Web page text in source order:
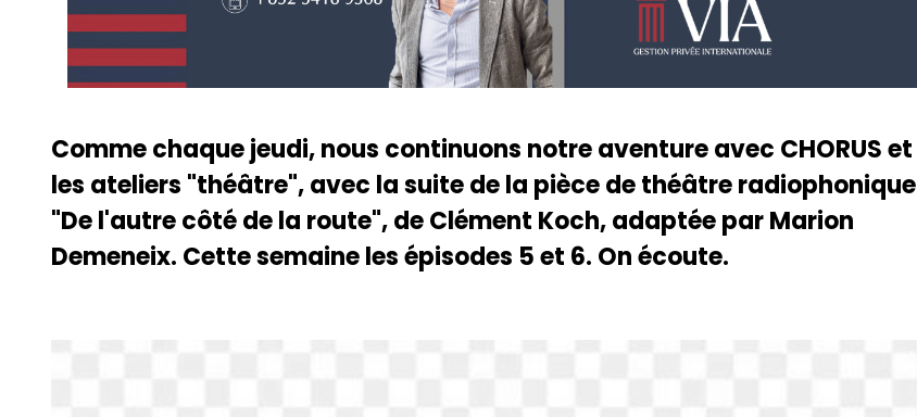
Comme chaque jeudi, nous continuons notre aventure avec CHORUS et
les ateliers "théâtre", avec la suite de la pièce de théâtre radiophonique
"De l'autre côté de la route", de Clément Koch, adaptée par Marion
Demeneix. Cette semaine les épisodes 5 et 6. On écoute.